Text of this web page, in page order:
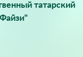
татарский